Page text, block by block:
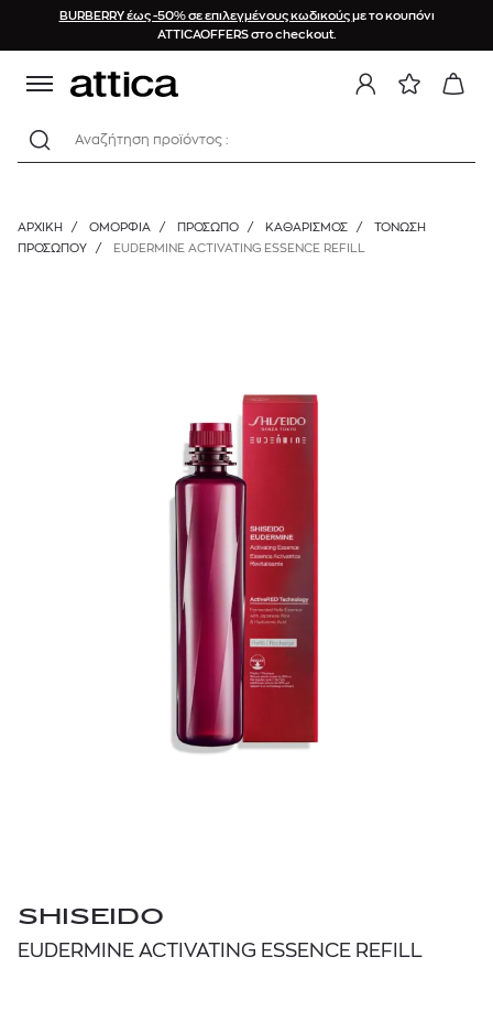
BURBERRY έως -50% σε επιλεγμένους κωδικούςμε το κουπόνι
ATTICAOFFERS στο checkout.
Αναζήτηση προϊόντος :
ΑΡΧΙΚΉ / ΟΜΟΡΦΙΑ / ΠΡΟΣΩΠΟ / ΚΑΘΑΡΙΣΜΌΣ /
ΤΌΝΩΣΗ
ΠΡΟΣΏΠΟΥ
/ EUDERMINE ACTIVATING ESSENCE REFILL
SHISEIDO
EUDERMINE ACTIVATING ESSENCE REFILL